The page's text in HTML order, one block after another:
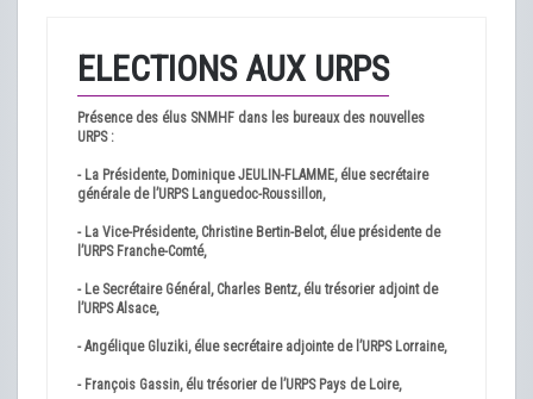
ELECTIONS AUX URPS
Présence des élus SNMHF dans les bureaux des nouvelles
URPS :
- La Présidente, Dominique JEULIN-FLAMME, élue secrétaire
générale de l’URPS Languedoc-Roussillon,
- La Vice-Présidente, Christine Bertin-Belot, élue présidente de
l’URPS Franche-Comté,
- Le Secrétaire Général, Charles Bentz, élu trésorier adjoint de
l’URPS Alsace,
- Angélique Gluziki, élue secrétaire adjointe de l’URPS Lorraine,
- François Gassin, élu trésorier de l’URPS Pays de Loire,